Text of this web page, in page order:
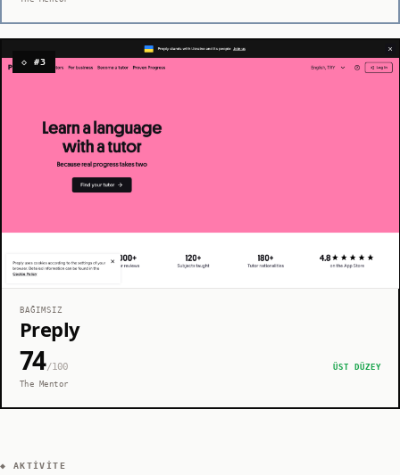
◇ #3
BAĞIMSIZ
Preply
74/100
ÜST DÜZEY
The Mentor
◆ AKTIVITE